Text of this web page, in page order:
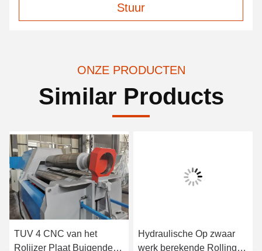
Stuur
ONZE PRODUCTEN
Similar Products
TUV 4 CNC van het
Rolijzer Plaat Buigende
Hydraulische Op zwaar
werk berekende Rolling